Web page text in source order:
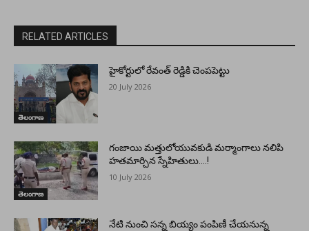
RELATED ARTICLES
తెలంగాణ
హైకోర్టులో రేవంత్ రెడ్డికి చెంపపెట్టు
20 July 2026
తెలంగాణ
గంజాయి మత్తులోయువకుడి మర్మాంగాలు నలిపి
హతమార్చిన స్నేహితులు….!
10 July 2026
నేటి నుంచి సన్న బియ్యం పంపిణీ చేయనున్న